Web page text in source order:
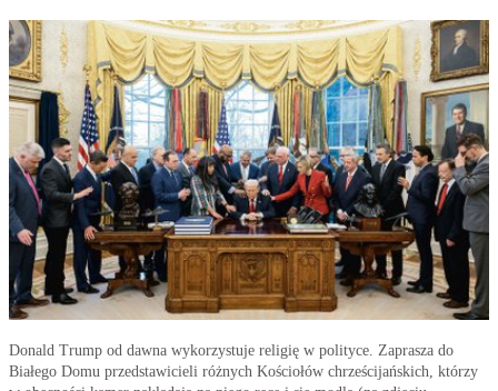
Donald Trump od dawna wykorzystuje religię w polityce. Zaprasza do
Białego Domu przedstawicieli różnych Kościołów chrześcijańskich, którzy